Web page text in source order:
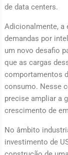
de data centers.
Adicionalmente, a
demandas por
um novo desafio
que as cargas
comportamentos
consumo. Nesse
precise ampliar a
crescimento de
No âmbito
investimento de